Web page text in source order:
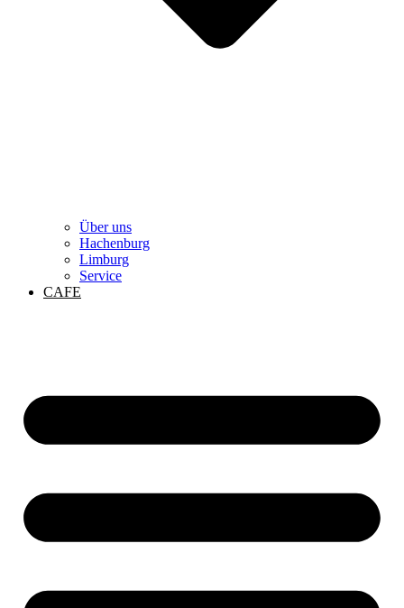
Über uns
Hachenburg
Limburg
Service
CAFE